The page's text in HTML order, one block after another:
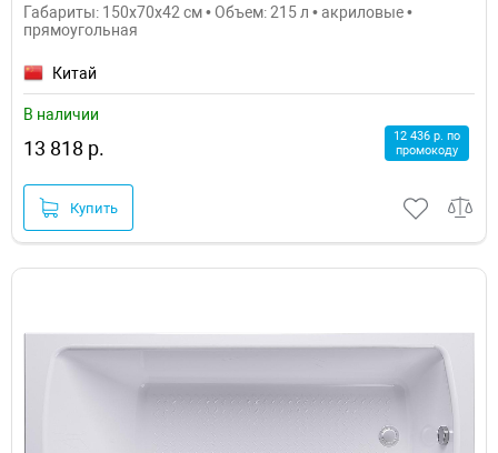
Габариты: 150x70x42 см • Объем: 215 л • акриловые •
прямоугольная
Китай
В наличии
13 818 р.
12 436 р. по
промокоду
Купить